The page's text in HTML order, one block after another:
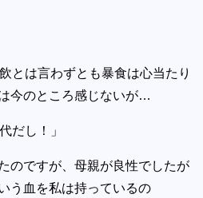
とは言わずとも暴食は心当たり
今のところ感じないが…
だし！」
ですが、母親が良性でしたが
う血を私は持っているの